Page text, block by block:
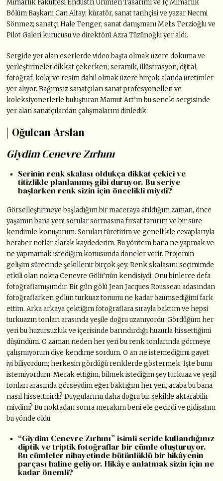
Mimarlık Fakültesi Endüstri Ürünleri Tasarımı ve İç Mimarlık
Bölüm Başkanı Can Altay; küratör, sanat tarihçisi ve yazar Necmi
Sönmez; sanatçı Hale Tenger; sanat danışmanı Melis Terzioğlu ve
Pilot Galeri kurucusu ve direktörü Azra Tüzünoğlu yer aldı.
Sergide yer alan eserlerde video başta olmak üzere dokuma ve
yerleştirmeler dikkat çekerken; seramik, illüstrasyon, dijital,
fotoğraf, kolaj ve resim dahil olmak üzere birçok alanda üretimler
yer alıyor. Bağımsız sanatçıları sanat profesyonelleri ve
koleksiyonerlerle buluşturan Mamut Art’ın bu seneki sergisinde
yer alan sanatçılardan çalışmalarını dinledik:
| Oğulcan Arslan
Giydim Cenevre Zırhını
Serinin renk skalası oldukça dikkat çekici ve
titizlikle planlanmış gibi duruyor. Bu seriye
başlarken renk sizin için öncelikli miydi?
Görselleştirmeye başladığım bir maceraya atıldığım zaman, önce
yaşamın bana yeni sorular sormasına fırsat tanırım ve bir süre
kendimle konuşurum. Soruları türetirim ve genellikle cevaplarıyla
beraber notlar alarak kaydederim. Bu yöntem bana ne yapmak ve
ne yapmamak istediğim konusunda doneler verir. Projemin
gelişim sürecinde şekillenir birçok şey. Renk skalasını seçimimde
etkili olan nokta Cenevre Gölü’nün kendisiydi. Onu binlerce defa
fotoğraflamışımdır. Bir gün gölü Jean Jacques Rousseau adasından
fotoğraflarken gölün turkuaz tonunu ne kadar özümsediğimi fark
ettim. Arka arkaya çektiğim fotoğraflara sırayla baktım ve hepsi
turkuazın tonları arasında yeşile doğru uzanıyordu. Gördüğüm her
yeri bu huzursuzluk ve içerisinde barındırdığı huzurla hissettiğimi
düşündüm. O zaman neden her yeri bu renk tonlarında görmeye
çalışmıyorum diye kendime sordum. O an ne istemediğimi gayet
iyi biliyordum; herkesin gördüğü renklerde göstermek. İşte bunu
istemiyordum. Merak ettiğim, bilmek istediğim şey turkuaz ve yeşil
tonları arasında görseydim eğer baktığım her yeri, acaba bu bana
nasıl hissettirirdi? Duygularımı daha doğru bir şekilde aktarabilir
miydim? Bu noktadan sonra merakım beni ele geçirdi ve gidişatım
bu yönde oldu.
“Giydim Cenevre Zırhını” isimli seride kullandığınız
diptik ve triptik fotoğraflar bir cümle oluşturuyor.
Bu cümleler nihayetinde bütünlüklü bir hikâyenin
parçası haline geliyor. Hikâye anlatmak sizin için ne
kadar önemli?